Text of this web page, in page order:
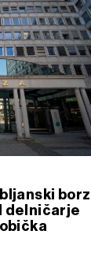
delničarje